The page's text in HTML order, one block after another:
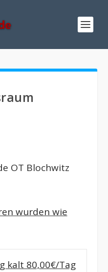
OT Blochwitz
wurden wie
kalt 80,00€/Tag